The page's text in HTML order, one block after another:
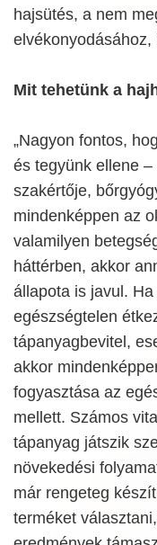
hajsütés, a nem
Mit tehetünk a
„Nagyon fontos,
és tegyünk ellene –
szakértője,
mindenképpen az
valamilyen
háttérben, akkor
állapota is javul.
egészségtelen
tápanyagbevitel,
akkor
fogyasztása az
mellett. Számos
tápanyag játszik
növekedési
már rengeteg
terméket